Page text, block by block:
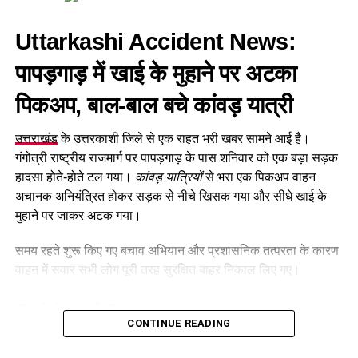
कांवड़ मेले के बीच पुलिस की कार्रवाई
29 जुलाई की रात हुई थी चोरी
पुलिस के अनुसार,29 जुलाई 2026 की रातरानीपुर थाना क्षेत्र की टिहरी
विस्थापित कॉलोनी स्थित गली नंबर A-20 में चोरी की वारदात हुई थी।
चोरों ने स्वर्गीय राजेंद्र पाल के मकान नंबर 23/28 के साथ ही पड़ोस के एक
बंद मकान को भी निशाना बनाया था।
चोर दोनों मकानों के ताले तोड़कर अंदर दाखिल हुए और जेवरात समेत अन्य
सामान चोरी कर फरार हो गए। मामले में पीड़िता की शिकायत के आधार पर
4 अगस्त को रानीपुर थाने में मुकदमा दर्ज
किया गया था।
CCTV फुटेज से पुलिस को मिला सुराग
घटना के खुलासे के लिए वरिष्ठ पुलिस अधीक्षक के निर्देश पर पुलिस और
Uttarkashi Accident News:
पापड़गाड़मेंखाई के मुहाने पर अटका
पिकअप, बाल-बाल बचे कांवड़ यात्री
उत्तराखंडके उत्तरकाशी जिले से एक राहत भरी खबर सामने आई है।
गंगोत्री राष्ट्रीय राजमार्ग पर पापड़गाड़ के पास शनिवार को एक बड़ा सड़क
हादसा होते-होते टल गया। कांवड़ यात्रियोंसे भरा एक पिकअप वाहन
अचानक अनियंत्रित होकर सड़क से नीचे खिसक गया और सीधे खाई के
मुहाने पर जाकर अटक गया।
समय रहते शुरू किए गए बचाव अभियान और प्रशासनिक तत्परता के कारण
वाहन में सवार सभी लोग पूरी तरह सुरक्षित बाहर निकाल लिए गए।
Table of Contents
CONTINUE READING